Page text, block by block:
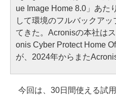
ue Image Home 8.0」あた
して環境のフルバックア
てきた。Acronisの本社は
onis Cyber Protect Home
が、2024年からまた
今回は、30日間使える試用